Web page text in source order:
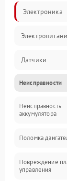
Электроника
Датчики
Привод
Неисправности
Неисправность
аккумулятора
Поломка
Повреждение
управления